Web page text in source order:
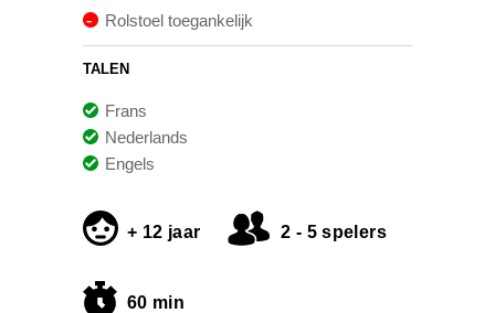
Rolstoel toegankelijk
TALEN
Frans
Nederlands
Engels
+ 12 jaar 2 - 5 spelers
60 min